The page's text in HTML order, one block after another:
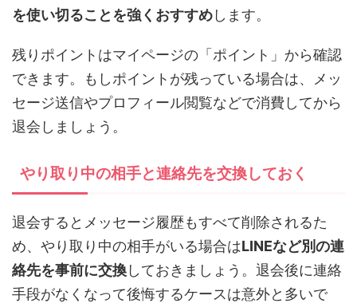
を使い切ることを強くおすすめします。
残りポイントはマイページの「ポイント」から確認
できます。もしポイントが残っている場合は、メッ
セージ送信やプロフィール閲覧などで消費してから
退会しましょう。
やり取り中の相手と連絡先を交換しておく
退会するとメッセージ履歴もすべて削除されるた
め、やり取り中の相手がいる場合はLINEなど別の連
絡先を事前に交換しておきましょう。退会後に連絡
手段がなくなって後悔するケースは意外と多いで